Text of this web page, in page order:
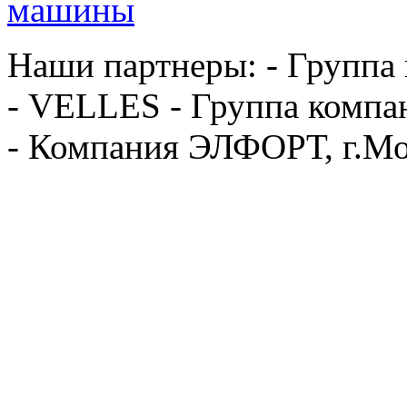
Наши партнеры: -
- VELLES - Группа
- Компания ЭЛФОРТ,